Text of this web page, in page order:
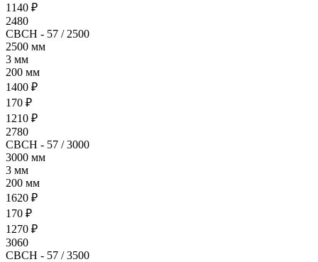
1140 ₽
2480
СВСН - 57 / 2500
2500 мм
3 мм
200 мм
1400 ₽
170 ₽
1210 ₽
2780
СВСН - 57 / 3000
3000 мм
3 мм
200 мм
1620 ₽
170 ₽
1270 ₽
3060
СВСН - 57 / 3500